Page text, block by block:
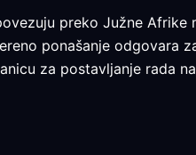
preko Južne
ponašanje odgovara
za postavljanje rada